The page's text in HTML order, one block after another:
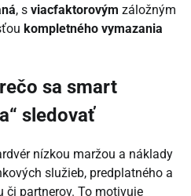
, s viacfaktorovým záložným
kompletného vymazania
sa smart
sledovať
nízkou maržou a náklady
služieb, predplatného a
či partnerov. To motivuje